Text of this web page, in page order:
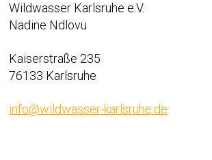
Wildwasser Karlsruhe e.V.
Nadine Ndlovu
Kaiserstraße 235
76133 Karlsruhe
info@wildwasser-karlsruhe.de